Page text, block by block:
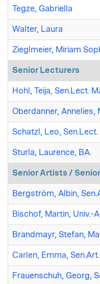
Tegze, Gabriella
Walter, Laura
Zieglmeier, Miriam
Senior Lecturers
Hohl, Teija, Sen.Lect.
Oberdanner, Annelies,
Schatzl, Leo, Sen.Lect.
Sturla, Laurence, BA.
Senior Artists /
Bergström, Albin,
Bischof, Martin, Univ.-
Brandmayr, Stefan,
Carlen, Emma,
Frauenschuh, Georg,